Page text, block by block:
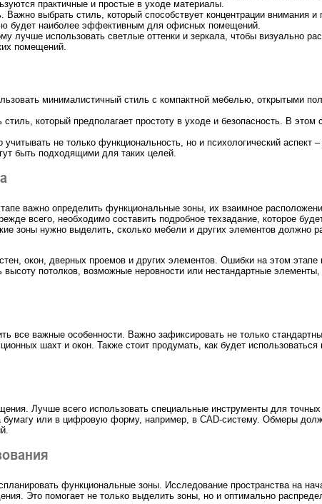
практичные и простые в уходе материалы.
выбрать стиль, который способствует концентрации внимания и
будет наиболее эффективным для офисных помещений.
лучше использовать светлые оттенки и зеркала, чтобы визуально
помещений.
минималистичный стиль с компактной мебелью, открытыми
который предполагает простоту в уходе и безопасность. В этом
не только функциональность, но и психологический аспект
быть подходящими для таких целей.
важно определить функциональные зоны, их взаимное
всего, необходимо составить подробное техзадание, которое
зоны нужно выделить, сколько мебели и других элементов должно
окон, дверных проемов и других элементов. Ошибки на этом этапе
потолков, возможные неровности или нестандартные элементы,
все важные особенности. Важно зафиксировать не только
шахт и окон. Также стоит продумать, как будет использоваться
Лучше всего использовать специальные инструменты для точных
бумагу или в цифровую форму, например, в CAD-систему. Обмеры
функциональные зоны. Исследование пространства на
Это помогает не только выделить зоны, но и оптимально